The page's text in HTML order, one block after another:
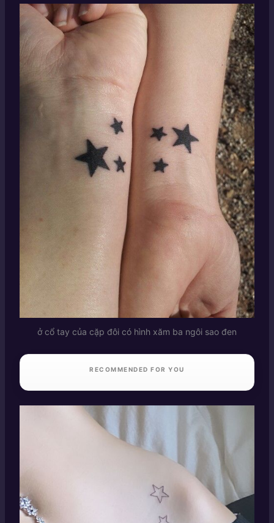
ở cổ tay của cặp đôi có hình xăm ba ngôi sao đen
RECOMMENDED FOR YOU